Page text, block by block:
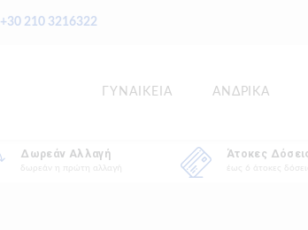
+30 210 3216322
ΓΥΝΑΙΚΕΙΑ ΑΝΔΡΙΚΑ
Δωρεάν Αλλαγή
δωρεάν η πρώτη αλλαγή
Άτοκες
έως 6 άτοκες δόσεις